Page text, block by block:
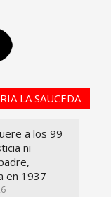
LA SAUCEDA
a los 99
ni
en 1937